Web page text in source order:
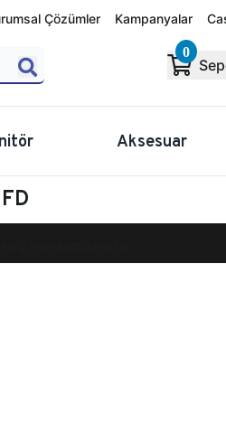
Çözümler Kampanyalar
0
Aksesuar